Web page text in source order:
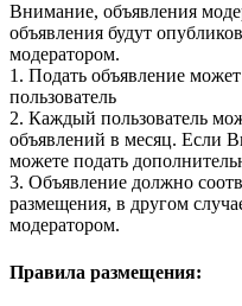
Внимание, объявления
объявления будут
модератором.
1. Подать объявление
пользователь
2. Каждый пользователь
объявлений в месяц. Если
можете подать
3. Объявление должно
размещения, в другом
модератором.
Правила размещения: